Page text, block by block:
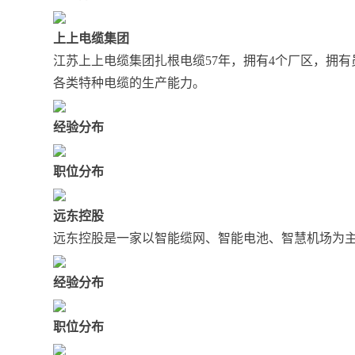
上上电缆集团
江苏上上电缆集团扎根电缆57年，拥有4个厂区，拥
各类特种电缆的生产能力。
经验分布
职位分布
远东控股
远东控股是一家以智能缆网、智能电池、智慧机场为
经验分布
职位分布